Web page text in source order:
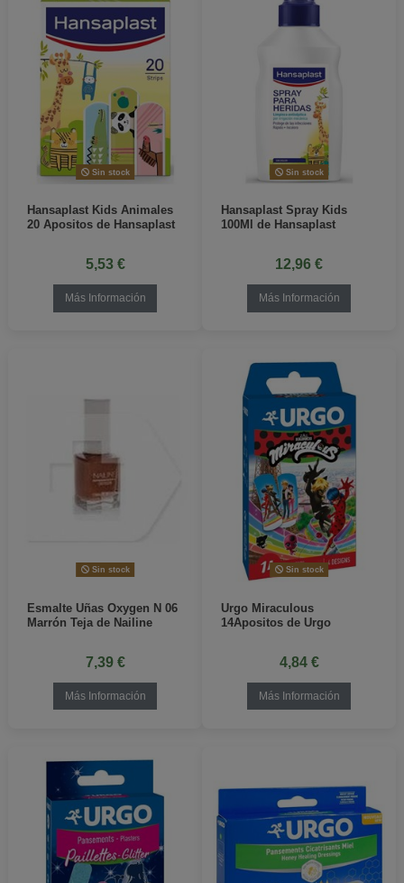
Sin stock
Hansaplast Kids Animales
20 Apositos de Hansaplast
5,53 €
Más Información
Sin stock
Hansaplast Spray Kids
100Ml de Hansaplast
12,96 €
Más Información
Sin stock
Esmalte Uñas Oxygen N 06
Marrón Teja de Nailine
7,39 €
Más Información
Sin stock
Urgo Miraculous
14Apositos de Urgo
4,84 €
Más Información